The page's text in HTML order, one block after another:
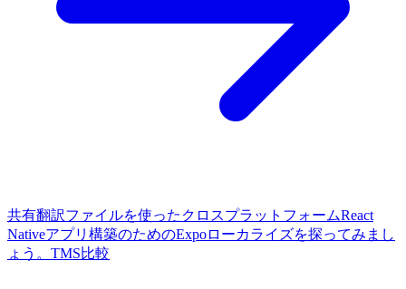
共有翻訳ファイルを使ったクロスプラットフォームReact
Nativeアプリ構築のためのExpoローカライズを探ってみまし
ょう。 TMS比較